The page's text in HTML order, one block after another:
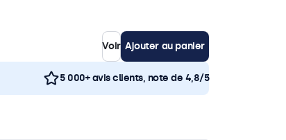
Voir Ajouter au panier
5 000+ avis clients, note de 4,8/5